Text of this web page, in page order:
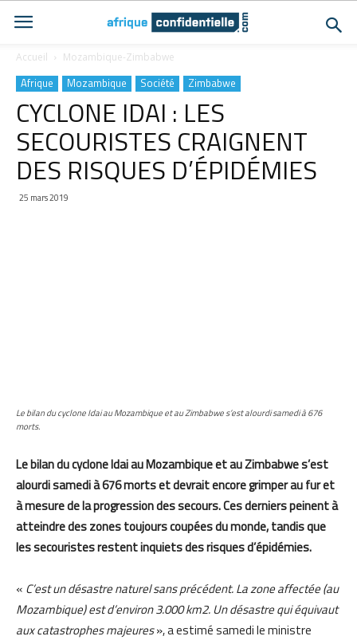
Accueil Mozambique-Zimbabwe
Afrique Mozambique Société Zimbabwe
CYCLONE IDAI : LES
SECOURISTES CRAIGNENT
DES RISQUES D’ÉPIDÉMIES
25 mars 2019
Le bilan du cyclone Idai au Mozambique et au Zimbabwe s’est alourdi samedi à 676
morts.
Le bilan du cyclone Idai au Mozambique et au Zimbabwe s’est
alourdi samedi à 676 morts et devrait encore grimper au fur et
à mesure de la progression des secours. Ces derniers peinent à
atteindre des zones toujours coupées du monde, tandis que
les secouristes restent inquiets des risques d’épidémies.
« C’est un désastre naturel sans précédent. La zone affectée (au
Mozambique) est d’environ 3.000 km2. Un désastre qui équivaut
aux catastrophes majeures», a estimé samedi le ministre